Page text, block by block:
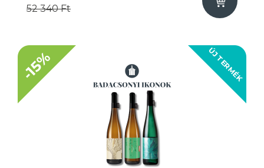
52 340 Ft
ÚJ TERMÉK
-15%